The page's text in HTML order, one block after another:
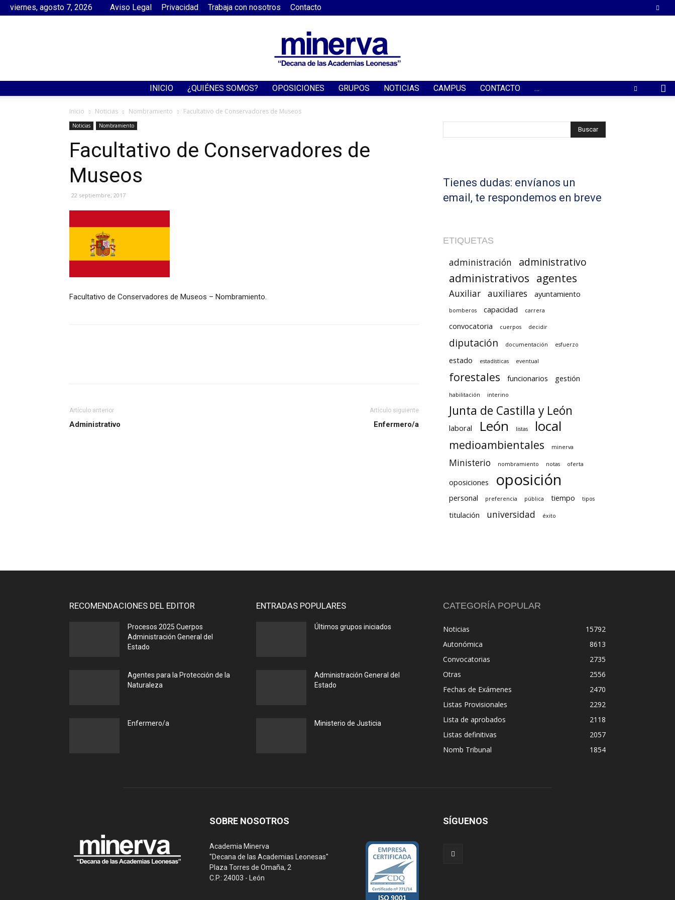
viernes, agosto 7, 2026 Aviso Legal Privacidad Trabaja con nosotros Contacto
INICIO ¿QUIÉNES SOMOS? OPOSICIONES GRUPOS NOTICIAS CAMPUS CONTACTO …
Inicio Noticias Nombramiento Facultativo de Conservadores de Museos
Noticias Nombramiento
Facultativo de Conservadores de
Museos
22 septiembre, 2017
Facultativo de Conservadores de Museos – Nombramiento.
Artículo anterior
Administrativo
Artículo siguiente
Enfermero/a
Tienes dudas: envíanos un
email, te respondemos en breve
ETIQUETAS
administración administrativo
administrativos agentes
Auxiliar auxiliares ayuntamiento
bomberos capacidad carrera
convocatoria cuerpos decidir
diputación documentación esfuerzo
estado estadísticas eventual
forestales funcionarios gestión
habilitación interino
Junta de Castilla y León
laboral León listas local
medioambientales minerva
Ministerio nombramiento notas oferta
oposiciones oposición
personal preferencia pública tiempo tipos
titulación universidad éxito
RECOMENDACIONES DEL EDITOR
Procesos 2025 Cuerpos
Administración General del
Estado
Agentes para la Protección de la
Naturaleza
Enfermero/a
ENTRADAS POPULARES
Últimos grupos iniciados
Administración General del
Estado
Ministerio de Justicia
CATEGORÍA POPULAR
Noticias
15792
Autonómica
8613
Convocatorias
2735
Otras
2556
Fechas de Exámenes
2470
Listas Provisionales
2292
Lista de aprobados
2118
Listas definitivas
2057
Nomb Tribunal
1854
SOBRE NOSOTROS
Academia Minerva
"Decana de las Academias Leonesas"
Plaza Torres de Omaña, 2
C.P.: 24003 - León
SÍGUENOS